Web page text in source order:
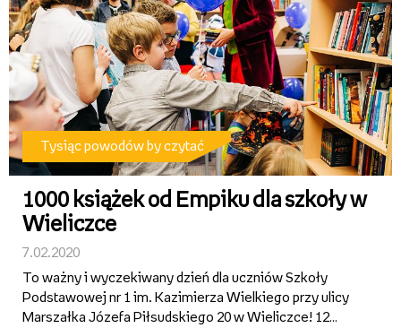
Tysiąc powodów by czytać
1000 książek od Empiku dla szkoły w
Wieliczce
7.02.2020
To ważny i wyczekiwany dzień dla uczniów Szkoły
Podstawowej nr 1 im. Kazimierza Wielkiego przy ulicy
Marszałka Józefa Piłsudskiego 20 w Wieliczce! 12